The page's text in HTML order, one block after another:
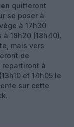
quitteront
se poser à
à 17h30
18h20 (18h40).
mais vers
de
repartiront à
et 14h05 le
sur cette